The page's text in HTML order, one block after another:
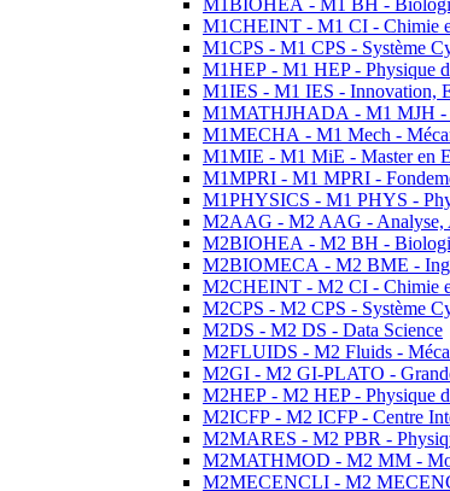
M1BIOHEA - M1 BH -
M1CHEINT - M1 CI - Chimie
M1CPS - M1 CPS - Système
M1HEP - M1 HEP - Physique
M1IES - M1 IES - Innovation,
M1MATHJHADA - M1 MJH -
M1MECHA - M1 Mech -
M1MIE - M1 MiE - Master en
M1MPRI - M1 MPRI -
M1PHYSICS - M1 PHYS -
M2AAG - M2 AAG - Analyse,
M2BIOHEA - M2 BH -
M2BIOMECA - M2 BME -
M2CHEINT - M2 CI - Chimie
M2CPS - M2 CPS - Système
M2DS - M2 DS - Data Science
M2FLUIDS - M2 Fluids -
M2GI - M2 GI-PLATO -
M2HEP - M2 HEP - Physique
M2ICFP - M2 ICFP - Centre
M2MARES - M2 PBR -
M2MATHMOD - M2 MM -
M2MECENCLI - M2